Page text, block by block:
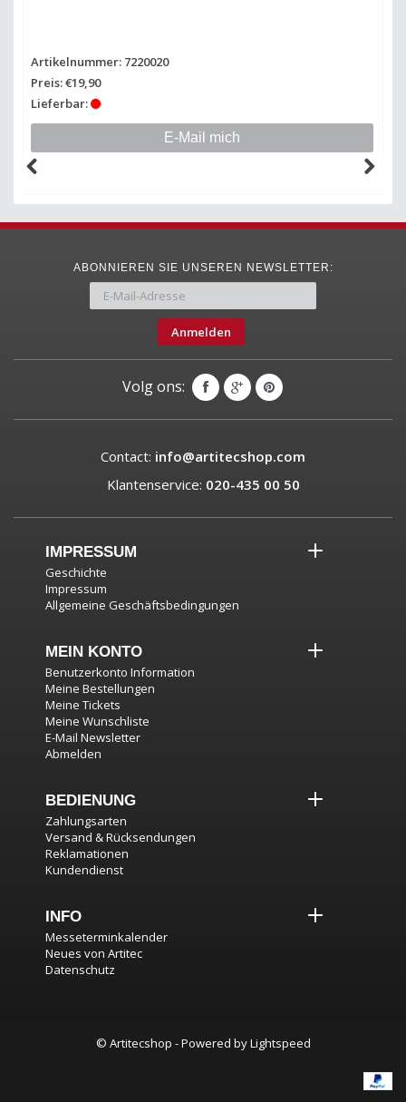
Artikelnummer: 7220020
Preis: €19,90
Lieferbar:
E-Mail mich
ABONNIEREN SIE UNSEREN NEWSLETTER:
Anmelden
Volg ons:
Contact: info@artitecshop.com
Klantenservice: 020-435 00 50
IMPRESSUM
Geschichte
Impressum
Allgemeine Geschäftsbedingungen
MEIN KONTO
Benutzerkonto Information
Meine Bestellungen
Meine Tickets
Meine Wunschliste
E-Mail Newsletter
Abmelden
BEDIENUNG
Zahlungsarten
Versand & Rücksendungen
Reklamationen
Kundendienst
INFO
Messeterminkalender
Neues von Artitec
Datenschutz
© Artitecshop - Powered byLightspeed